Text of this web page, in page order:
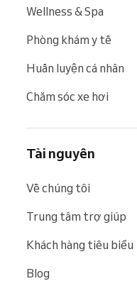
Wellness & Spa
Phòng khám y tế
Huấn luyện cá nhân
Chăm sóc xe hơi
Tài nguyên
Về chúng tôi
Trung tâm trợ giúp
Khách hàng tiêu biểu
Blog